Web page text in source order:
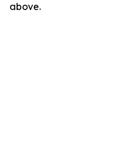
above.